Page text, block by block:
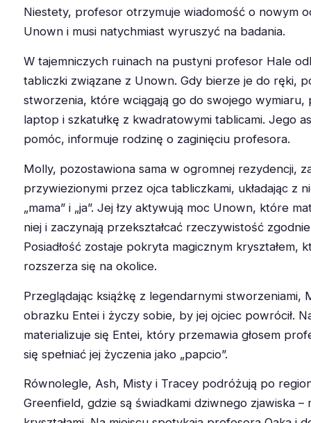
Niestety, profesor otrzymuje wiadomość o nowym
Unown i musi natychmiast wyruszyć na badania.
W tajemniczych ruinach na pustyni profesor Hale
tabliczki związane z Unown. Gdy bierze je do ręki,
stworzenia, które wciągają go do swojego wymiaru,
laptop i szkatułkę z kwadratowymi tablicami. Jego
pomóc, informuje rodzinę o zaginięciu profesora.
Molly, pozostawiona sama w ogromnej rezydencji,
przywiezionymi przez ojca tabliczkami, układając z
„mama” i „ja”. Jej łzy aktywują moc Unown, które
niej i zaczynają przekształcać rzeczywistość
Posiadłość zostaje pokryta magicznym kryształem,
rozszerza się na okolice.
Przeglądając książkę z legendarnymi stworzeniami,
obrazku Entei i życzy sobie, by jej ojciec powrócił.
materializuje się Entei, który przemawia głosem
się spełniać jej życzenia jako „papcio”.
Równolegle, Ash, Misty i Tracey podróżują po
Greenfield, gdzie są świadkami dziwnego zjawiska –